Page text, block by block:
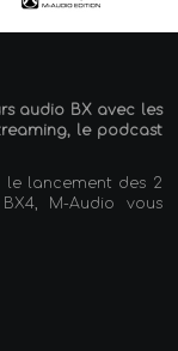
audio BX avec les
le podcast
le lancement des 2
M-Audio vous